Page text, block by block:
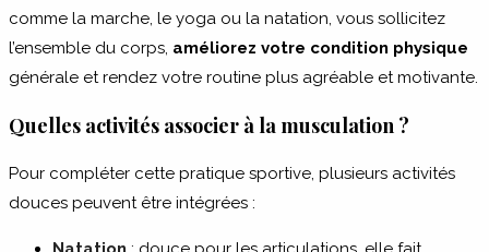
comme la marche, le yoga ou la natation, vous sollicitez
l’ensemble du corps, améliorez votre condition physique
générale et rendez votre routine plus agréable et motivante.
Quelles activités associer à la musculation ?
Pour compléter cette pratique sportive, plusieurs activités
douces peuvent être intégrées :